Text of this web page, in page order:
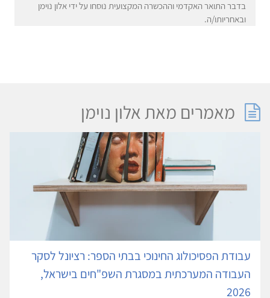
בדבר התואר האקדמי וההכשרה המקצועית נוסחו על ידי אלון נוימן
ובאחריותו/ה.
מאמרים מאת אלון נוימן
עבודת הפסיכולוג החינוכי בבתי הספר: רציונל לסקר
העבודה המערכתית במסגרת השפ"חים בישראל,
2026